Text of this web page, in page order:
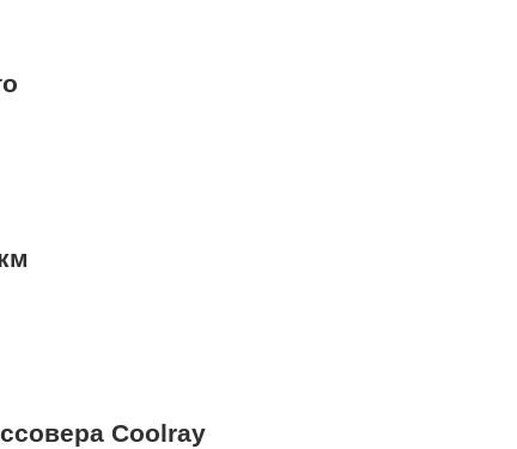
Coolray